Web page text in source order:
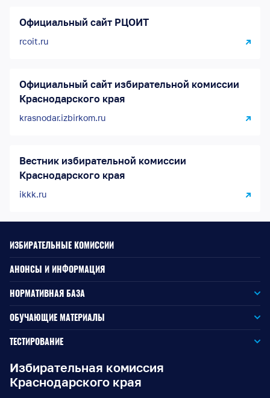
Официальный сайт РЦОИТ
rcoit.ru
Официальный сайт избирательной комиссии
Краснодарского края
krasnodar.izbirkom.ru
Вестник избирательной комиссии
Краснодарского края
ikkk.ru
Избирательная комиссия
Краснодарского края
ИЗБИРАТЕЛЬНЫЕ КОМИССИИ
АНОНСЫ И ИНФОРМАЦИЯ
НОРМАТИВНАЯ БАЗА
Законодательство РФ
Законодательство КК
Документы ЦИК России
Документы ИККК
ОБУЧАЮЩИЕ МАТЕРИАЛЫ
Для окружной избирательной комиссии
Для территориальной избирательной комиссии
Для участковой избирательной комиссии
ТЕСТИРОВАНИЕ
Для членов участковых избирательных комиссий